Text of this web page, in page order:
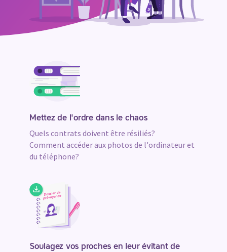
Nos
avantages
Mettez de l'ordre dans le chaos
Quels contrats doivent être résiliés?
Comment accéder aux photos de l'ordinateur et
du téléphone?
Soulagez vos proches en leur évitant de